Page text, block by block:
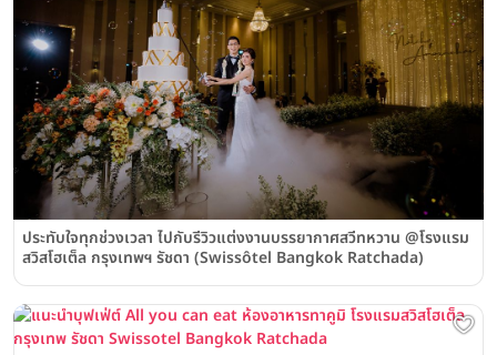
ประทับใจทุกช่วงเวลา ไปกับรีวิวแต่งงานบรรยากาศสวีทหวาน @โรงแรม
สวิสโฮเต็ล กรุงเทพฯ รัชดา (Swissôtel Bangkok Ratchada)